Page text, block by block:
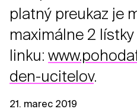
platný preukaz je
maximálne 2
linku:
den-ucitelov.
21. marec 2019